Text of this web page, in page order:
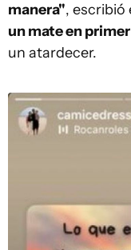
manera", escribió
un mate en
un atardecer.